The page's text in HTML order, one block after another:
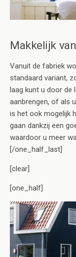
Makkelijk
Vanuit de fabriek
standaard variant,
laag kunt u door de
aanbrengen, of als
is het ook mogelijk
gaan dankzij een
waardoor u meer
[/one_half_last]
[clear]
[one_half]